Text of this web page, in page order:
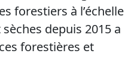
forestiers à l’échelle
depuis 2015 a
forestières et